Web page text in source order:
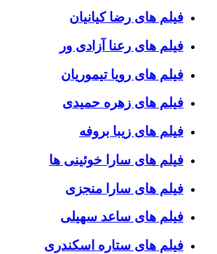
فیلم های رضا کیانیان
فیلم های رعنا آزادی ور
فیلم های رویا تیموریان
فیلم های زهره حمیدی
فیلم های زیبا بروفه
فیلم های سارا خوئینی ها
فیلم های سارا منجزی
فیلم های ساعد سهیلی
فیلم های ستاره اسکندری